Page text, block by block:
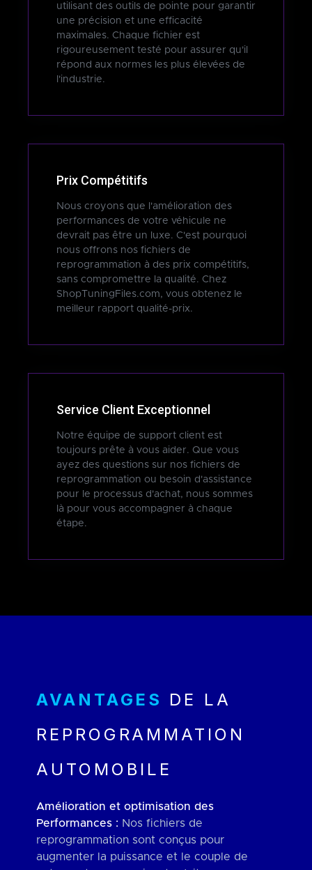
utilisant des outils de pointe pour garantir
une précision et une efficacité
maximales. Chaque fichier est
rigoureusement testé pour assurer qu'il
répond aux normes les plus élevées de
l'industrie.
Prix Compétitifs
Nous croyons que l'amélioration des
performances de votre véhicule ne
devrait pas être un luxe. C'est pourquoi
nous offrons nos fichiers de
reprogrammation à des prix compétitifs,
sans compromettre la qualité. Chez
ShopTuningFiles.com, vous obtenez le
meilleur rapport qualité-prix.
Service Client Exceptionnel
Notre équipe de support client est
toujours prête à vous aider. Que vous
ayez des questions sur nos fichiers de
reprogrammation ou besoin d'assistance
pour le processus d'achat, nous sommes
là pour vous accompagner à chaque
étape.
AVANTAGES DE LA
REPROGRAMMATION
AUTOMOBILE
Amélioration et optimisation des
Performances : Nos fichiers de
reprogrammation sont conçus pour
augmenter la puissance et le couple de